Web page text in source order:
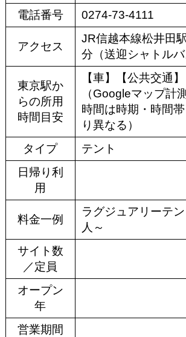
電話番号
0274-73-4111
アクセス
JR信越本線松井田
分（送迎シャトルバ
東京駅か
らの所用
時間目安
【車】【公共交通】
（Googleマップ計
時間は時期・時間
り異なる）
タイプ
テント
日帰り利
用
料金一例
ラグジュアリーテ
人～
サイト数
／定員
オープン
年
営業期間